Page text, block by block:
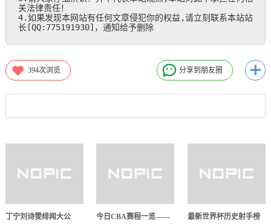
关法律责任！
4.如果发现本网站有任何文章侵犯你的权益,请立刻联系本站站
长[QQ:775191930]，通知给予删除
394次浏览 分享到朋友圈
丁宁刘诗雯绯闻大公 今日CBA赛程一览—— 最新世界杯历史射手榜